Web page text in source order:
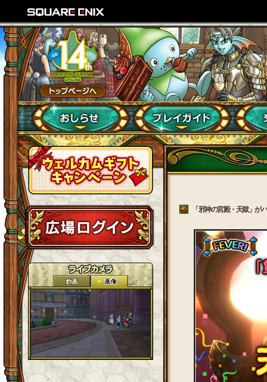
「邪神の宮殿・天獄」が